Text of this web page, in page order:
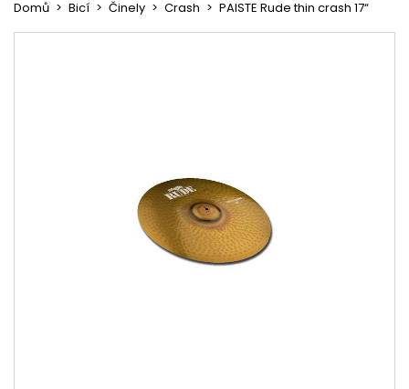
Domů Bicí Činely Crash PAISTE Rude thin crash 17“